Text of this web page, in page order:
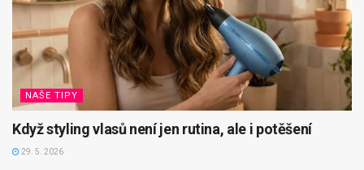
NAŠE TIPY
Když styling vlasů není jen rutina, ale i potěšení
29. 5. 2026